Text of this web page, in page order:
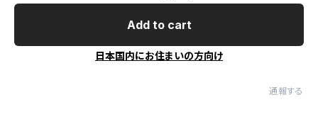
Add to cart
日本国内にお住まいの方向け
通報する